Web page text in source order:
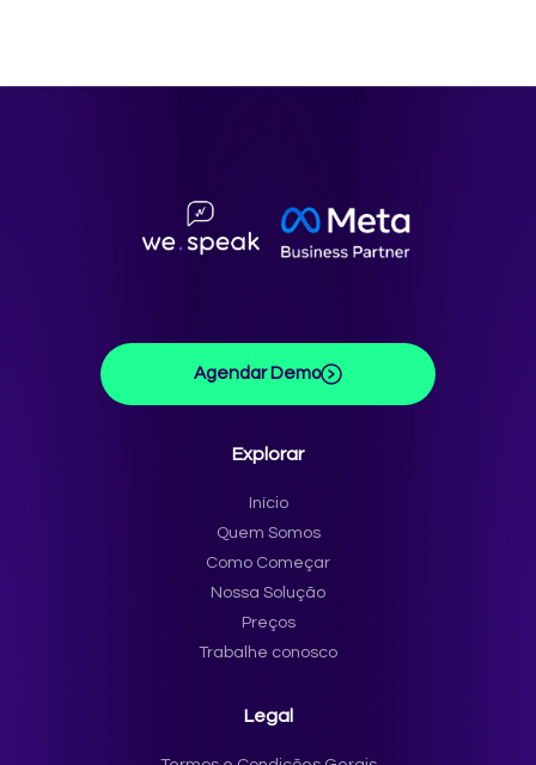
Agendar Demo
Explorar
Início
Quem Somos
Como Começar
Nossa Solução
Preços
Trabalhe conosco
Legal